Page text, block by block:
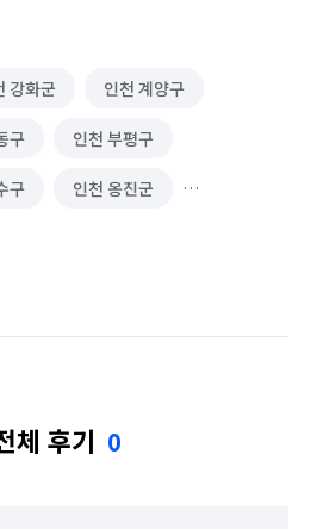
강화군 인천 계양구
구 인천 부평구
구 인천 옹진군
체 후기 0